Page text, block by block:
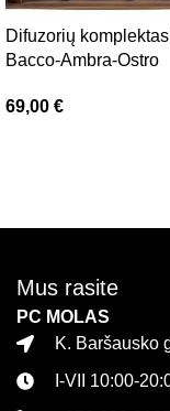
Difuzorių
Bacco-Ambra-Ostro
69,00 €
Mus rasite
PC MOLAS
K. Baršausko
I-VII 10:00-